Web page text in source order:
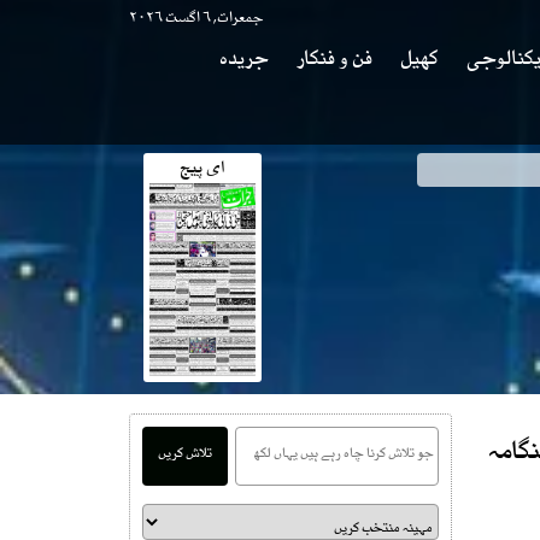
جمعرات, ۶ اگست ۲۰۲۶
کھیل فن و فنکار
جریدہ
ای پیج
تلاش کریں